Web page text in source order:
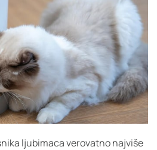
ljubimaca verovatno najviše